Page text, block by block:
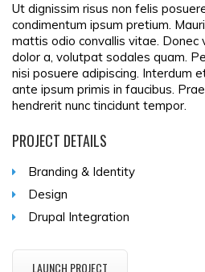
Ut dignissim risus non felis
condimentum ipsum pretium.
mattis odio convallis vitae. Donec
dolor a, volutpat sodales quam.
nisi posuere adipiscing. Interdum
ante ipsum primis in faucibus.
hendrerit nunc tincidunt tempor.
PROJECT DETAILS
Branding & Identity
Design
Drupal Integration
LAUNCH PROJECT